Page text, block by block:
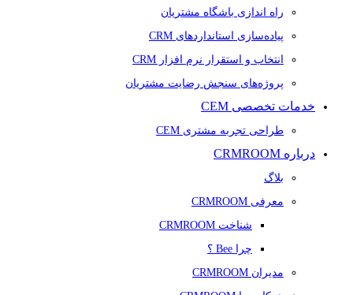
راه اندازی باشگاه مشتریان
پیاده‌سازی استانداردهای CRM
انتخاب و استقرار نرم افزار CRM
پروژه‌های سنجش رضایت مشتریان
خدمات تخصصی CEM
طراحی تجربه مشتری CEM
درباره CRMROOM
بلاگ
معرفی CRMROOM
شناخت CRMROOM
چرا Bee ؟
مدیران CRMROOM